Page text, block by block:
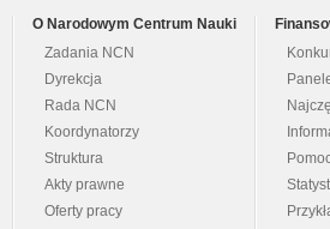
O Narodowym Centrum Nauki
Zadania NCN
Dyrekcja
Rada NCN
Koordynatorzy
Struktura
Akty prawne
Oferty pracy